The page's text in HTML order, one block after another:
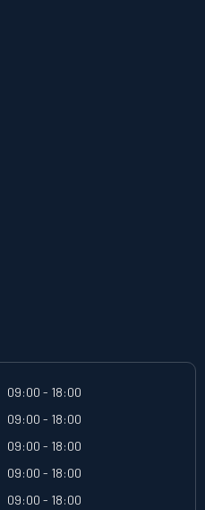
09:00 - 18:00
09:00 - 18:00
09:00 - 18:00
09:00 - 18:00
09:00 - 18:00